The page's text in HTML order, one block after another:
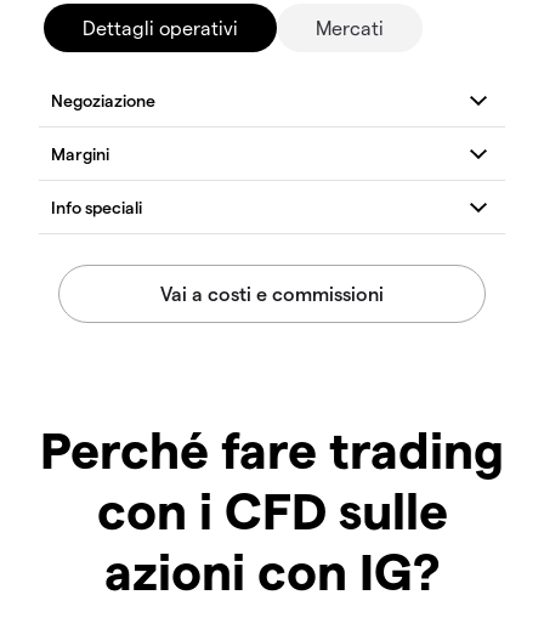
Dettagli operativi Mercati
Perché fare trading
con i CFD sulle
azioni con IG?